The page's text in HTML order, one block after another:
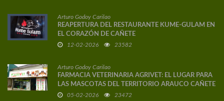
Arturo Godoy Carilao
REAPERTURA DEL RESTAURANTE KUME-GULAM EN
EL CORAZÓN DE CAÑETE
12-02-2026 23582
Arturo Godoy Carilao
FARMACIA VETERINARIA AGRIVET: EL LUGAR PARA
LAS MASCOTAS DEL TERRITORIO ARAUCO CAÑETE
05-02-2026 23472